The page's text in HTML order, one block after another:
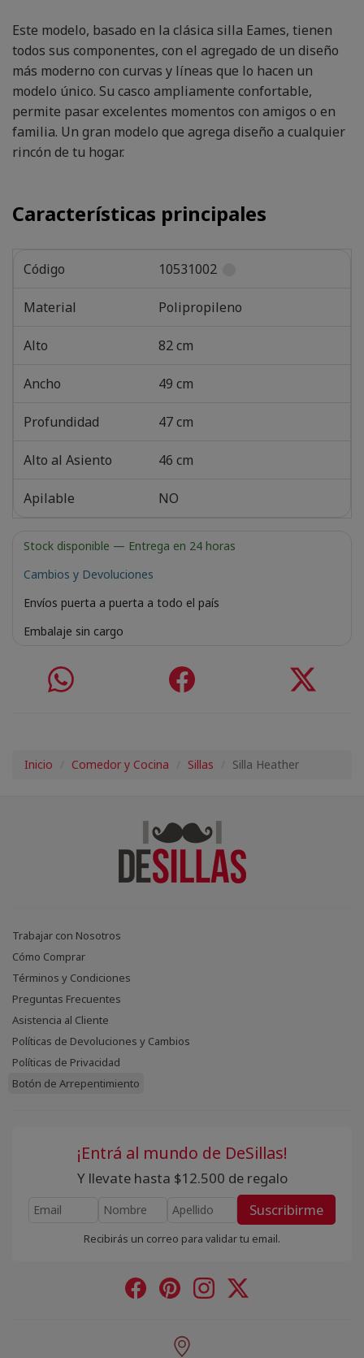
Este modelo, basado en la clásica silla Eames, tienen
todos sus componentes, con el agregado de un diseño
más moderno con curvas y líneas que lo hacen un
modelo único. Su casco ampliamente confortable,
permite pasar excelentes momentos con amigos o en
familia. Un gran modelo que agrega diseño a cualquier
rincón de tu hogar.
Características principales
Código 10531002
Material Polipropileno
Alto 82 cm
Ancho 49 cm
Profundidad 47 cm
Alto al Asiento 46 cm
Apilable NO
Stock disponible — Entrega en 24 horas
Cambios y Devoluciones
Envíos puerta a puerta a todo el país
Embalaje sin cargo
Inicio Comedor y Cocina Sillas Silla Heather
Trabajar con Nosotros
Cómo Comprar
Términos y Condiciones
Preguntas Frecuentes
Asistencia al Cliente
Políticas de Devoluciones y Cambios
Políticas de Privacidad
Botón de Arrepentimiento
¡Entrá al mundo de DeSillas!
Y llevate hasta $12.500 de regalo
Suscribirme
Recibirás un correo para validar tu email.